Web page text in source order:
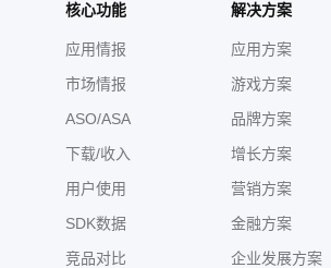
核心功能
应用情报
市场情报
ASO/ASA
下载/收入
用户使用
SDK数据
竞品对比
解决方案
应用方案
游戏方案
品牌方案
增长方案
营销方案
金融方案
企业发展方案